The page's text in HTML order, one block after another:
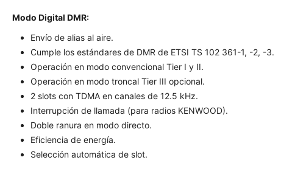
Modo Digital DMR:
Envío de alias al aire.
Cumple los estándares de DMR de ETSI TS 102 361-1, -2, -3.
Operación en modo convencional Tier I y II.
Operación en modo troncal Tier III opcional.
2 slots con TDMA en canales de 12.5 kHz.
Interrupción de llamada (para radios KENWOOD).
Doble ranura en modo directo.
Eficiencia de energía.
Selección automática de slot.